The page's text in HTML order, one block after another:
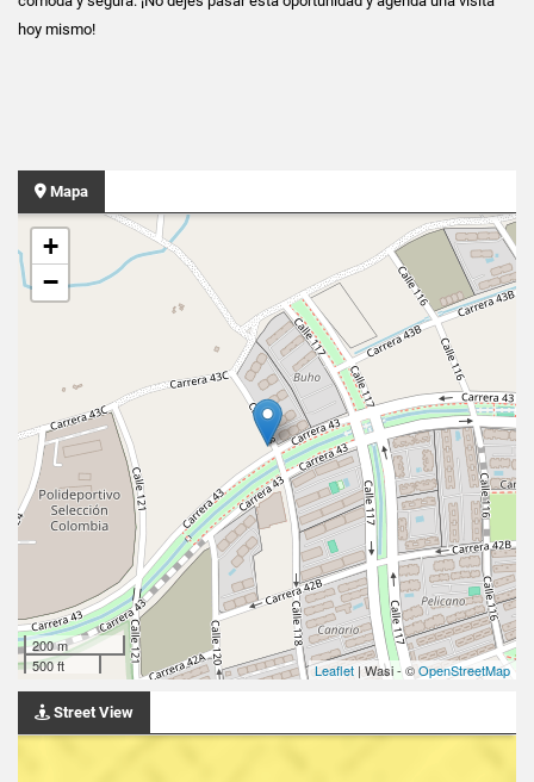
hoy mismo!
Mapa
+
−
200 m
500 ft
Leaflet | Wasi - ©OpenStreetMap
Street View